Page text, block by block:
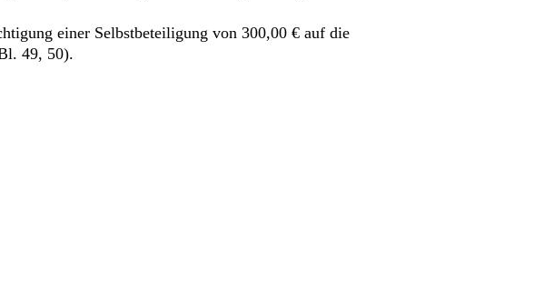
einer Selbstbeteiligung von 300,00 € auf die
49, 50).